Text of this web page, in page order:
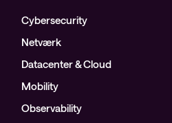
Cybersecurity
Netværk
Datacenter & Cloud
Mobility
Observability